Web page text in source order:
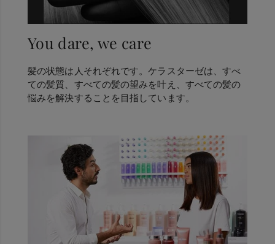
You dare, we care
髪の状態は人それぞれです。ケラスターゼは、すべ
ての髪質、すべての髪の望みを叶え、すべての髪の
悩みを解決することを目指しています。